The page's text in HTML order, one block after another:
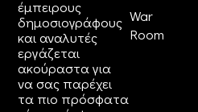
έμπειρους
δημοσιογράφους
και αναλυτές
εργάζεται
ακούραστα για
να σας παρέχει
τα πιο πρόσφατα
War
Room